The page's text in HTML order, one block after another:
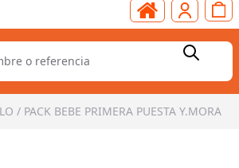
/ PACK BEBE PRIMERA PUESTA Y.MORA